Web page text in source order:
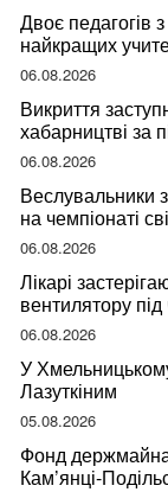
Двоє педагогів
найкращих
06.08.2026
Викриття
хабарництві за
06.08.2026
Веслувальники
на чемпіонаті
06.08.2026
Лікарі
вентилятору
ваше здоров’я
06.08.2026
У
Лазуткіним
05.08.2026
Фонд
Кам’янці-